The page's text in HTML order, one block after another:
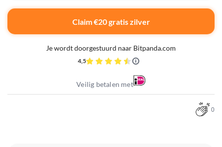
Claim €20 gratis zilver
Je wordt doorgestuurd naar Bitpanda.com
4,5
Veilig betalen met
0